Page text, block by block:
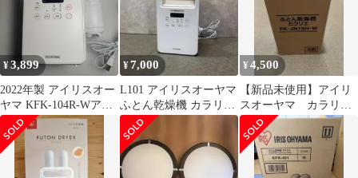
¥3,899
2022年製 アイリスオー
ヤマ KFK-104R-Wアイ
ボリー
¥7,000
L101 アイリスオーヤマ
ふとん乾燥機 カラリエ
2023年製 FK-W2-W
¥4,500
【新品未使用】アイリ
スオーヤマ カラリエ
FK-JN1SH-W